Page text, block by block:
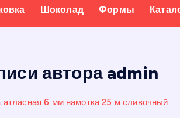
Шоколад Формы
автора admin
атласная 6 мм намотка 25 м сливочный